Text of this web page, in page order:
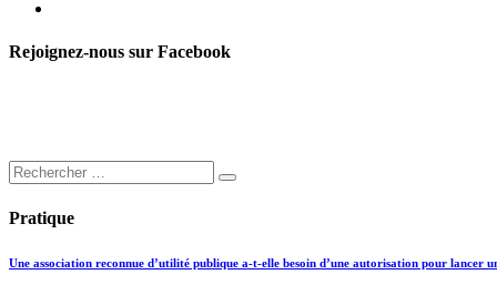
Rejoignez-nous sur Facebook
Pratique
Une association reconnue d’utilité publique a-t-elle besoin d’une autorisation pour lancer